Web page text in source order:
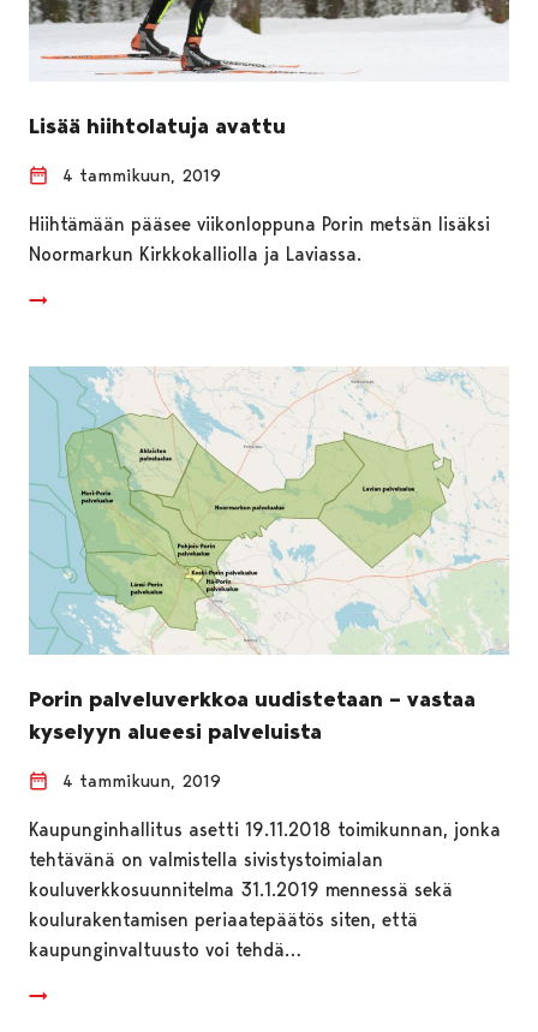
Lisää hiihtolatuja avattu
4 tammikuun, 2019
Hiihtämään pääsee viikonloppuna Porin metsän lisäksi
Noormarkun Kirkkokalliolla ja Laviassa.
Porin palveluverkkoa uudistetaan – vastaa
kyselyyn alueesi palveluista
4 tammikuun, 2019
Kaupunginhallitus asetti 19.11.2018 toimikunnan, jonka
tehtävänä on valmistella sivistystoimialan
kouluverkkosuunnitelma 31.1.2019 mennessä sekä
koulurakentamisen periaatepäätös siten, että
kaupunginvaltuusto voi tehdä…